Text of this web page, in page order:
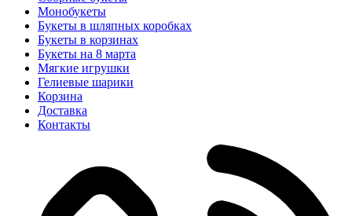
Монобукеты
Букеты в шляпных коробках
Букеты в корзинах
Букеты на 8 марта
Мягкие игрушки
Гелиевые шарики
Корзина
Доставка
Контакты